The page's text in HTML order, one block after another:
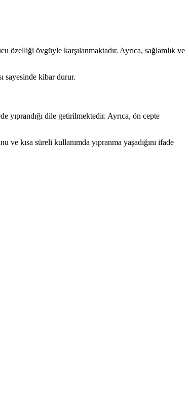
özelliği övgüyle karşılanmaktadır. Ayrıca, sağlamlık ve
sayesinde kibar durur.
yıprandığı dile getirilmektedir. Ayrıca, ön cepte
kısa süreli kullanımda yıpranma yaşadığını ifade